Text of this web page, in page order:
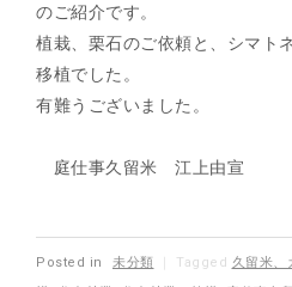
のご紹介です。
植栽、栗石のご依頼と、シマト
移植でした。
有難うございました。
庭仕事久留米 江上由宣
Posted in 未分類 Tagged 久留米、